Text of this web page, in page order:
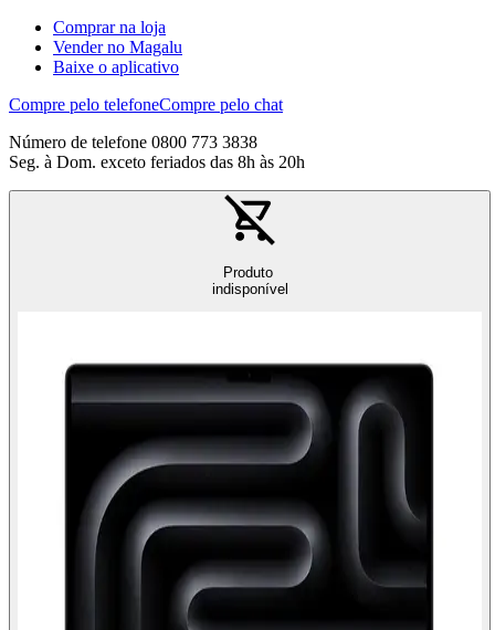
Comprar na loja
Vender no Magalu
Baixe o aplicativo
Compre pelo telefoneCompre pelo chat
Número de telefone 0800 773 3838
Seg. à Dom. exceto feriados das 8h às 20h
Produto
indisponível